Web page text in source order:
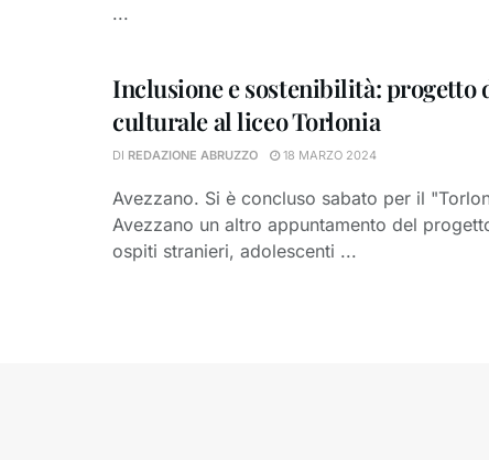
...
Inclusione e sostenibilità: progetto
culturale al liceo Torlonia
DI REDAZIONE ABRUZZO 18 MARZO 2024
Avezzano. Si è concluso sabato per il
Avezzano un altro appuntamento del
ospiti stranieri, adolescenti ...